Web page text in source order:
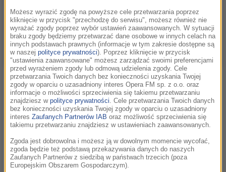
Remigiusz Mróz / fot. PAP/Marcin Obara
Bohaterką powieści „Piekło jest puste” jest Patrycja Dobska,
która po latach pracy w stacji NSI w końcu dostaje własny
program interwencyjny. Dekadę po zaginięciu dziewczyny,
którym niegdyś żyła cała Polska, dziennikarka dociera do
informacji rzucających zupełnie nowe światło na sprawę.
Emisja materiału, do którego dociera, sprowadza na nią
ogromne zagrożenie.
Możesz wyrazić zgodę na powyższe cele przetwarzania poprzez
kliknięcie w przycisk "przechodzę do serwisu", możesz również nie
wyrażać zgody poprzez wybór ustawień zaawansowanych. W sytuacji
braku zgody będziemy przetwarzać dane osobowe w innych celach na
innych podstawach prawnych (informacje w tym zakresie dostępne są
w naszej polityce prywatności). Poprzez kliknięcie w przycisk
"ustawienia zaawansowane" możesz zarządzać swoimi preferencjami
przed wyrażeniem zgody lub odmową udzielenia zgody. Cele
przetwarzania Twoich danych bez konieczności uzyskania Twojej
zgody w oparciu o uzasadniony interes Opera FM sp. z o.o. oraz
informacje o możliwości sprzeciwienia się takiemu przetwarzaniu
znajdziesz w polityce prywatności . Cele przetwarzania Twoich danych
bez konieczności uzyskania Twojej zgody w oparciu o uzasadniony
interes Zaufanych Partnerów IAB oraz możliwość sprzeciwienia się
takiemu przetwarzaniu znajdziesz w ustawieniach zaawansowanych.
Zgoda jest dobrowolna i możesz ją w dowolnym momencie wycofać,
zgoda będzie też podstawą przekazywania danych do naszych
Zaufanych Partnerów z siedzibą w państwach trzecich (poza
Europejskim Obszarem Gospodarczym).